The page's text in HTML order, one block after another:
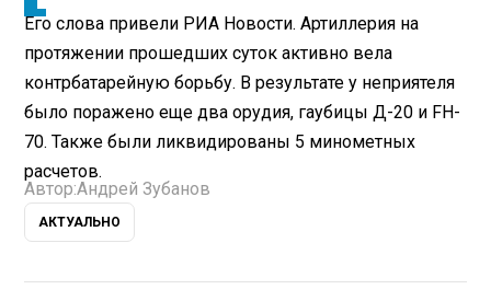
Его слова привели РИА Новости. Артиллерия на
протяжении прошедших суток активно вела
контрбатарейную борьбу. В результате у неприятеля
было поражено еще два орудия, гаубицы Д-20 и FH-
70. Также были ликвидированы 5 минометных
расчетов.
Автор:Андрей Зубанов
АКТУАЛЬНО